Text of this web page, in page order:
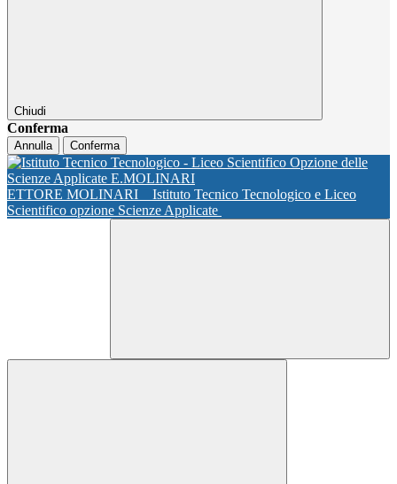
Chiudi
Conferma
Annulla Conferma
ETTORE MOLINARI
Istituto Tecnico Tecnologico e Liceo
Scientifico opzione Scienze Applicate